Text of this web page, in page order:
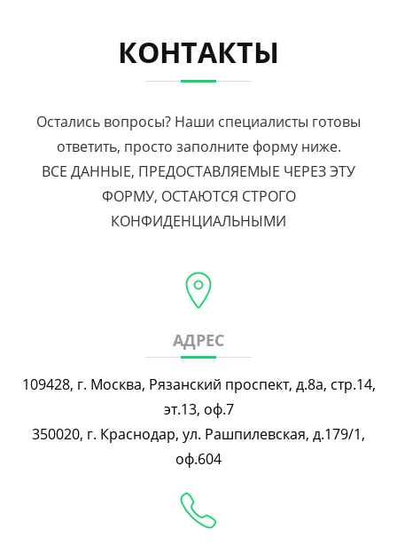
КОНТАКТЫ
Остались вопросы? Наши специалисты готовы
ответить, просто заполните форму ниже.
ВСЕ ДАННЫЕ, ПРЕДОСТАВЛЯЕМЫЕ ЧЕРЕЗ ЭТУ
ФОРМУ, ОСТАЮТСЯ СТРОГО
КОНФИДЕНЦИАЛЬНЫМИ
АДРЕС
109428, г. Москва, Рязанский проспект, д.8а, стр.14,
эт.13, оф.7
350020, г. Краснодар, ул. Рашпилевская, д.179/1,
оф.604